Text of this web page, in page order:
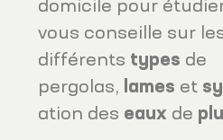
domicile pour
vous conseille sur
différents types de
pergolas, lames et
ation des eaux de